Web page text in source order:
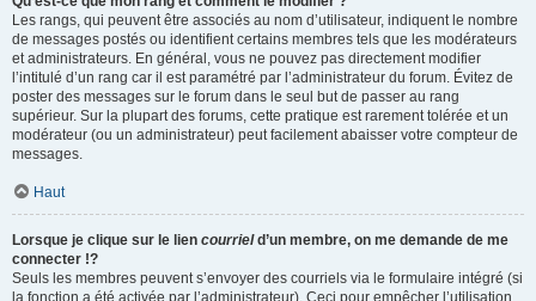
Les rangs, qui peuvent être associés au nom d’utilisateur, indiquent le nombre
de messages postés ou identifient certains membres tels que les modérateurs
et administrateurs. En général, vous ne pouvez pas directement modifier
l’intitulé d’un rang car il est paramétré par l’administrateur du forum. Évitez de
poster des messages sur le forum dans le seul but de passer au rang
supérieur. Sur la plupart des forums, cette pratique est rarement tolérée et un
modérateur (ou un administrateur) peut facilement abaisser votre compteur de
messages.
Haut
Lorsque je clique sur le lien courrield’un membre, on me demande de me
connecter !?
Seuls les membres peuvent s’envoyer des courriels via le formulaire intégré (si
la fonction a été activée par l’administrateur). Ceci pour empêcher l’utilisation